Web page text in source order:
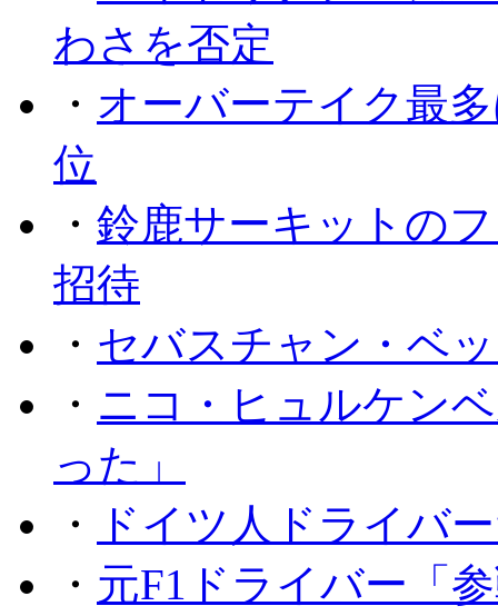
わさを否定
・ オーバーテイク最
位
・ 鈴鹿サーキットの
招待
・ セバスチャン・ベ
・ ニコ・ヒュルケン
った」
・
ドイツ人ドライバ
・ 元F1ドライバー「